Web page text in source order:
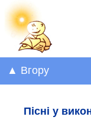
▲ Вгору
Пісні у